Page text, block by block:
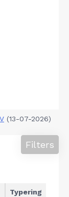
(13-07-2026)
Filters